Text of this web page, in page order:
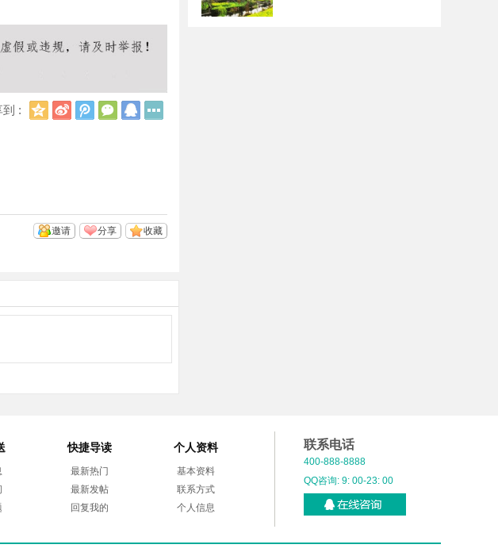
到 :
Q
新
浪
腾
讯
微
信
Q
收藏
分享
邀请
快捷导读
最新热门
最新发帖
回复我的
个人资料
基本资料
联系方式
个人信息
联系电话
400-888-8888
QQ咨询: 9: 00-23: 00